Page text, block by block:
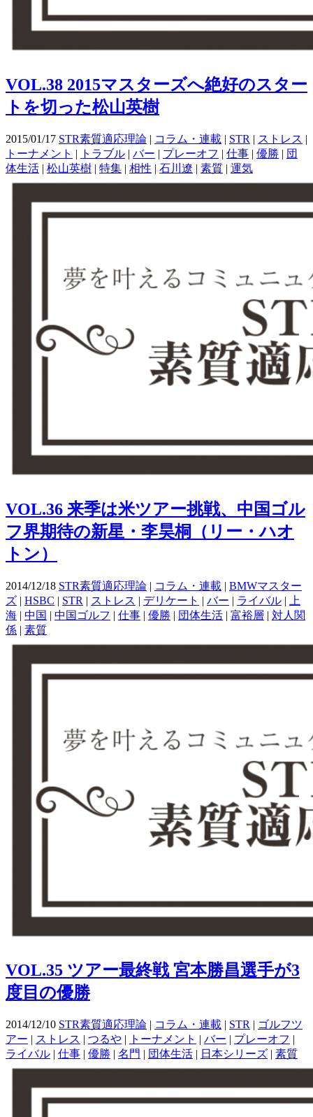
VOL.38 2015マスターズへ絶好のスター
トを切った松山英樹
2015/01/17 STR素質適応理論 | コラム・連載 | STR | ストレス |
トーナメント | トラブル | バー | プレーオフ | 仕事 | 優勝 | 団
体生活 | 松山英樹 | 特集 | 相性 | 石川遼 | 素質 | 運気
VOL.36 来季は米ツアー挑戦、中国ゴル
フ界期待の新星・李昊桐（リー・ハオ
トン）
2014/12/18 STR素質適応理論 | コラム・連載 | BMWマスター
ズ | HSBC | STR | ストレス | デリケート | バー | ライバル |
上
海 | 中国 | 中国ゴルフ | 仕事 | 優勝 | 団体生活 | 富裕層 | 対人関
係 | 素質
VOL.35 ツアー最終戦 宮本勝昌選手が3
度目の優勝
2014/12/10 STR素質適応理論 | コラム・連載 | STR | ゴルフツ
アー | ストレス | つるや | トーナメント | バー | プレーオフ |
ライバル | 仕事 | 優勝 | 名門 | 団体生活 | 日本シリーズ | 素質